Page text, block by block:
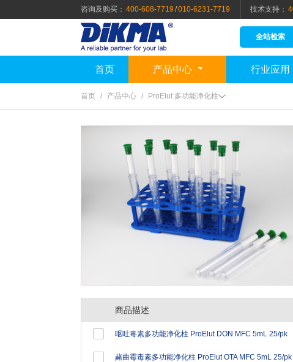
咨询及购买： 400-608-7719 /010-6231-7719 技术支持：
全站检索
首页 产品中心 行业应用
首页 / 产品中心 / ProElut 多功能净化柱
商品描述
呕吐毒素多功能净化柱 ProElut DON MFC 5mL 25/pk
赭曲霉毒素多功能净化柱 ProElut OTA MFC 5mL 25/pk